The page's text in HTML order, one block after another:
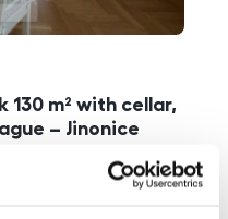
m² with cellar,
– Jinonice